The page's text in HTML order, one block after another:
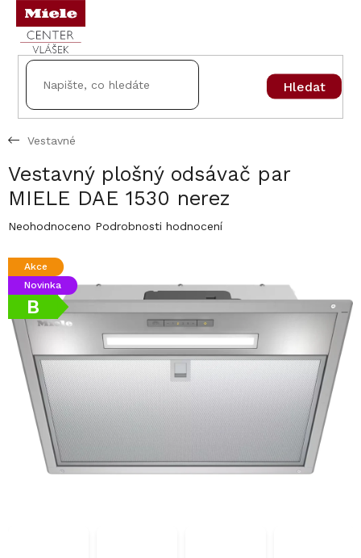
Přejít
obsah
Hledat
Vestavné
Vestavný plošný odsávač par
MIELE DAE 1530 nerez
Průměrné
produktu
0,0
5
hvězdiček.
Neohodnoceno Podrobnosti hodnocení
Akce
Novinka
B